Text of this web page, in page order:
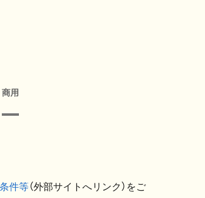
商用
件等（外部サイトへリンク）をご